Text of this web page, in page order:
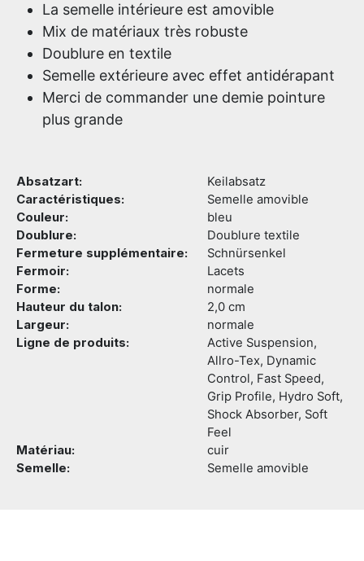
La semelle intérieure est amovible
Mix de matériaux très robuste
Doublure en textile
Semelle extérieure avec effet antidérapant
Merci de commander une demie pointure
plus grande
Absatzart:
Keilabsatz
Caractéristiques:
Semelle amovible
Couleur:
bleu
Doublure:
Doublure textile
Fermeture supplémentaire:
Schnürsenkel
Fermoir:
Lacets
Forme:
normale
Hauteur du talon:
2,0 cm
Largeur:
normale
Ligne de produits:
Active Suspension,
Allro-Tex, Dynamic
Control, Fast Speed,
Grip Profile, Hydro Soft,
Shock Absorber, Soft
Feel
Matériau:
cuir
Semelle:
Semelle amovible